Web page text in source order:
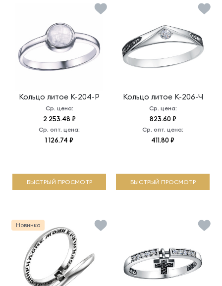
Кольцо литое К-204-Р
Ср. цена:
2 253.48 ₽
Ср. опт. цена:
1 126.74 ₽
БЫСТРЫЙ ПРОСМОТР
Кольцо литое К-206-Ч
Ср. цена:
823.60 ₽
Ср. опт. цена:
411.80 ₽
БЫСТРЫЙ ПРОСМОТР
Новинка